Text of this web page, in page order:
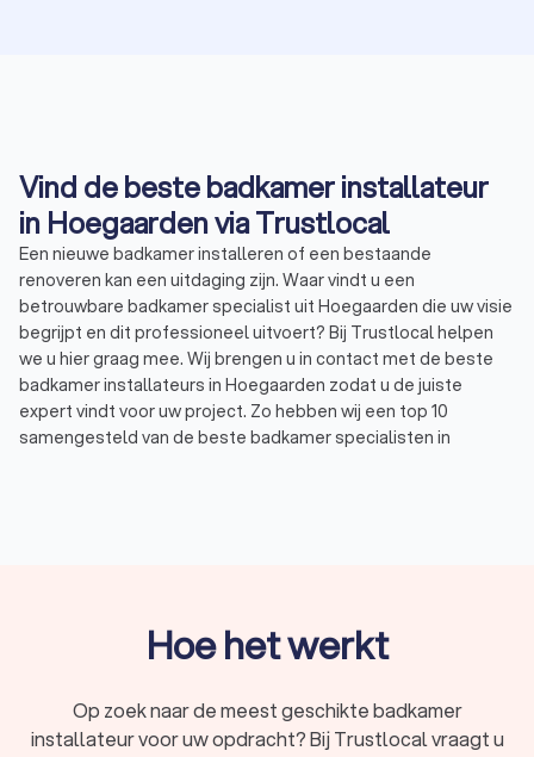
Vind de beste badkamer installateur
in Hoegaarden via Trustlocal
Een nieuwe badkamer installeren of een bestaande
renoveren kan een uitdaging zijn. Waar vindt u een
betrouwbare badkamer specialist uit Hoegaarden die uw visie
begrijpt en dit professioneel uitvoert? Bij Trustlocal helpen
we u hier graag mee. Wij brengen u in contact met de beste
badkamer installateurs in Hoegaarden zodat u de juiste
expert vindt voor uw project. Zo hebben wij een top 10
samengesteld van de beste badkamer specialisten in
een verbouwing wilt beginnen, Trustlocal biedt u de
Hoe het werkt
Op zoek naar de meest geschikte badkamer
installateur voor uw opdracht? Bij Trustlocal vraagt u